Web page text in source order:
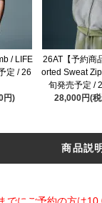
/ LIFE
定 / 26
円)
26AT【予約商
orted Sweat
旬発売予定 /
28,000円(
商品説明